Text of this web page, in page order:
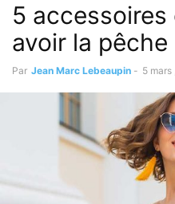
5
avoir la pêche
Par Jean Marc Lebeaupin - 5 mars